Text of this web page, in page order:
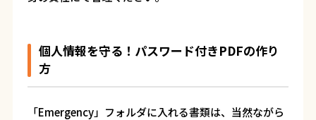
個人情報を守る！パスワード付きPDFの作り
方
「Emergency」フォルダに入れる書類は、当然ながら